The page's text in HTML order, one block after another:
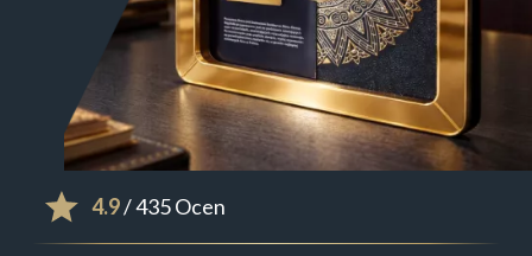
4.9/ 435 Ocen